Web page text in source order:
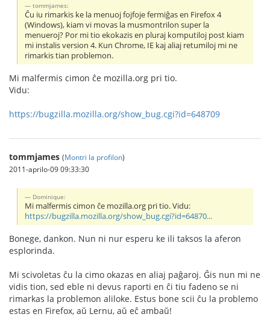
tommjames:
Ĉu iu rimarkis ke la menuoj fojfoje fermiĝas en Firefox 4
(Windows), kiam vi movas la musmontrilon super la
menueroj? Por mi tio ekokazis en pluraj komputiloj post kiam
mi instalis version 4. Kun Chrome, IE kaj aliaj retumiloj mi ne
rimarkis tian problemon.
Mi malfermis cimon ĉe mozilla.org pri tio.
Vidu:
https://bugzilla.mozilla.org/show_bug.cgi?id=648709
tommjames (Montri la profilon)
2011-aprilo-09 09:33:30
Dominique:
Mi malfermis cimon ĉe mozilla.org pri tio. Vidu:
https://bugzilla.mozilla.org/show_bug.cgi?id=64870...
Bonege, dankon. Nun ni nur esperu ke ili taksos la aferon
esplorinda.
Mi scivoletas ĉu la cimo okazas en aliaj paĝaroj. Ĝis nun mi ne
vidis tion, sed eble ni devus raporti en ĉi tiu fadeno se ni
rimarkas la problemon aliloke. Estus bone scii ĉu la problemo
estas en Firefox, aŭ Lernu, aŭ eĉ ambaŭ!